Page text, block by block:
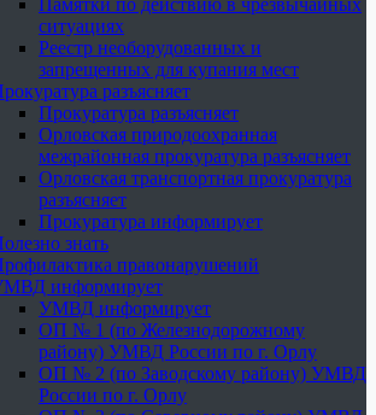
Памятки по действию в чрезвычайных
ситуациях
Реестр необорудованных и
запрещенных для купания мест
разъясняет
Прокуратура разъясняет
Орловская природоохранная
межрайонная прокуратура разъясняет
Орловская транспортная прокуратура
разъясняет
Прокуратура информирует
знать
правонарушений
информирует
УМВД информирует
ОП № 1 (по Железнодорожному
району) УМВД России по г. Орлу
ОП № 2 (по Заводскому району) УМВД
России по г. Орлу